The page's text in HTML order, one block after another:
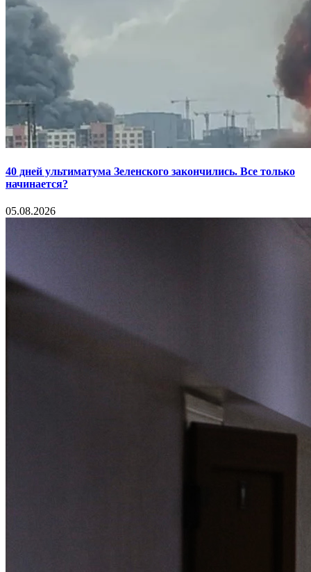
40 дней ультиматума Зеленского закончились. Все только
начинается?
05.08.2026